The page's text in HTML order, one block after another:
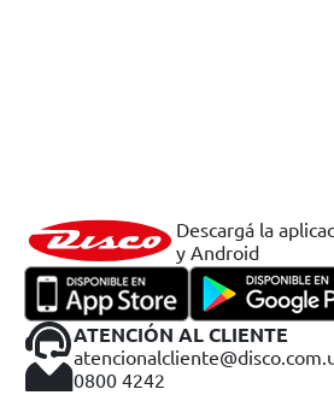
Descargá la
y Android
ATENCIÓN AL CLIENTE
0800 4242